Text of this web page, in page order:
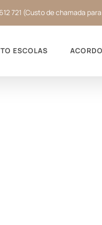
721 (Custo de chamada
ESCOLAS